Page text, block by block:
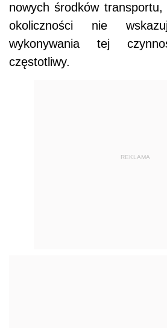
nowych środków
okoliczności nie
wykonywania tej
częstotliwy.
REKLAMA